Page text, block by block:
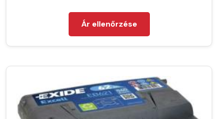
Ár ellenőrzése